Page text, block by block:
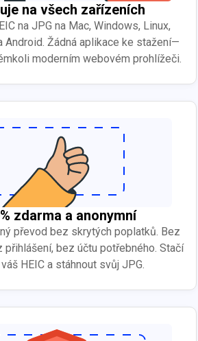
na všech zařízeních
na JPG na Mac, Windows, Linux,
Android. Žádná aplikace ke stažení—
moderním webovém prohlížeči.
zdarma a anonymní
převod bez skrytých poplatků. Bez
přihlášení, bez účtu potřebného. Stačí
HEIC a stáhnout svůj JPG.